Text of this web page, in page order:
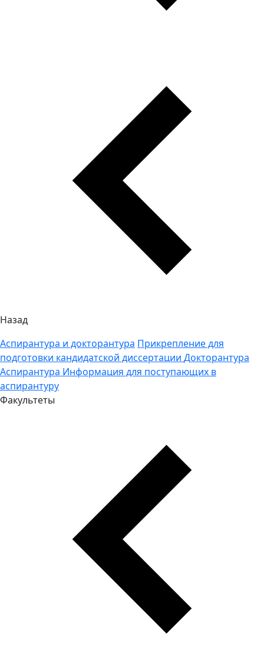
Назад
Аспирантура и докторантура Прикрепление для
подготовки кандидатской диссертации Докторантура
Аспирантура Информация для поступающих в
аспирантуру
Факультеты